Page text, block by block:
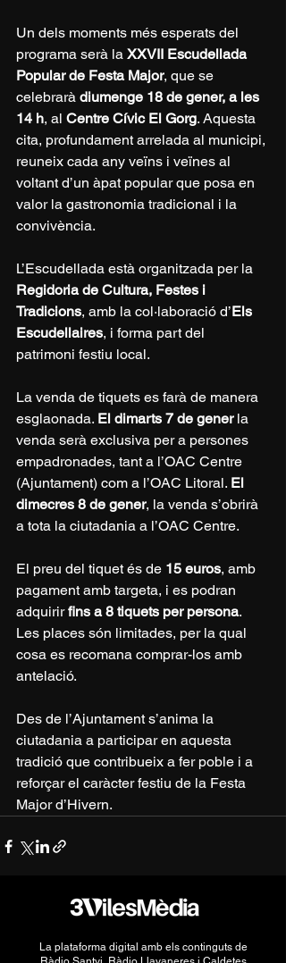
Un dels moments més esperats del
programa serà la XXVII Escudellada
Popular de Festa Major, que se
celebrarà diumenge 18 de gener, a les
14 h, al Centre Cívic El Gorg. Aquesta
cita, profundament arrelada al municipi,
reuneix cada any veïns i veïnes al
voltant d’un àpat popular que posa en
valor la gastronomia tradicional i la
convivència.
L’Escudellada està organitzada per la
Regidoria de Cultura, Festes i
Tradicions, amb la col·laboració d’Els
Escudellaires, i forma part del
patrimoni festiu local.
La venda de tiquets es farà de manera
esglaonada. El dimarts 7 de gener la
venda serà exclusiva per a persones
empadronades, tant a l’OAC Centre
(Ajuntament) com a l’OAC Litoral. El
dimecres 8 de gener, la venda s’obrirà
a tota la ciutadania a l’OAC Centre.
El preu del tiquet és de 15 euros, amb
pagament amb targeta, i es podran
adquirir fins a 8 tiquets per persona.
Les places són limitades, per la qual
cosa es recomana comprar-los amb
antelació.
Des de l’Ajuntament s’anima la
ciutadania a participar en aquesta
tradició que contribueix a fer poble i a
reforçar el caràcter festiu de la Festa
Major d’Hivern.
La plataforma digital amb els continguts de